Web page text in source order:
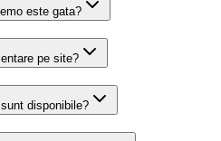
este gata?
pe site?
disponibile?